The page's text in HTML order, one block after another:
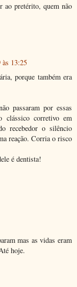
ao pretérito, quem não
às 13:25
porque também era
passaram por essas
clássico corretivo em
recebedor o silêncio
reação. Corria o risco
é dentista!
mas as vidas eram
hoje.